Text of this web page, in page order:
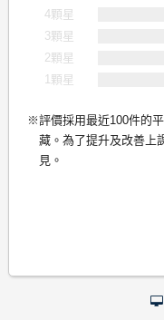
4顆星
3顆星
2顆星
1顆星
評價採用最近100件的
藏。為了提升及改善上
見。